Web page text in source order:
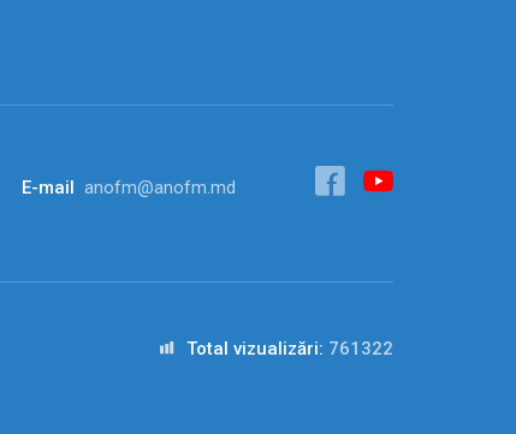
E-mail anofm@anofm.md
Total vizualizări: 761322